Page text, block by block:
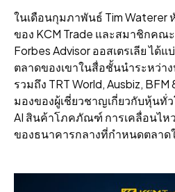
ในเดือนกุมภาพันธ์ Tim Waterer
ของ KCM Trade และสมาชิกคณ
Forbes Advisor ออสเตรเลีย ได้
ตลาดของเขาในสื่อชั้นนำระหว่า
รวมถึง TRT World, Ausbiz,
มองของผู้เชี่ยวชาญเกี่ยวกับหุ้นทั่
AI สินค้าโภคภัณฑ์ การเคลื่อนไห
ของธนาคารกลางที่กำหนดตลาด